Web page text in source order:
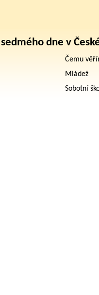
dne v
Čemu
Mládež
Sobotní